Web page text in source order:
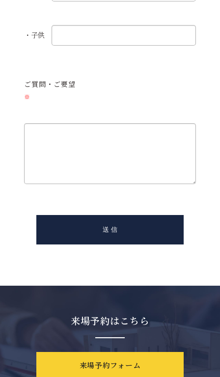
・子供
ご質問・ご要望
※
来場予約はこちら
来場予約フォーム